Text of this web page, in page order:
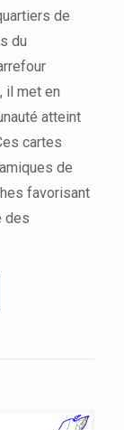
de
du
il met en
atteint
cartes
de
favorisant
des